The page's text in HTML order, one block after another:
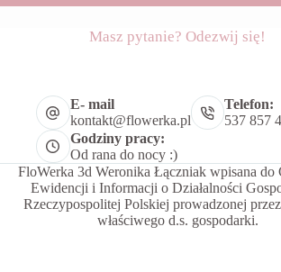
Masz pytanie? Odezwij się!
E- mail
kontakt@flowerka.pl
Telefon:
537 857
Godziny pracy:
Od rana do nocy :)
FloWerka 3d Weronika Łączniak wpisana do
Ewidencji i Informacji o Działalności
Rzeczypospolitej Polskiej prowadzonej
właściwego d.s. gospodarki.